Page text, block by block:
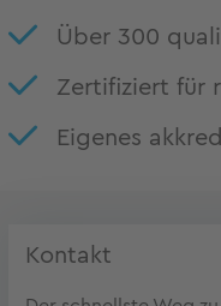
Über 300
Zertifiziert für
Eigenes
Kontakt